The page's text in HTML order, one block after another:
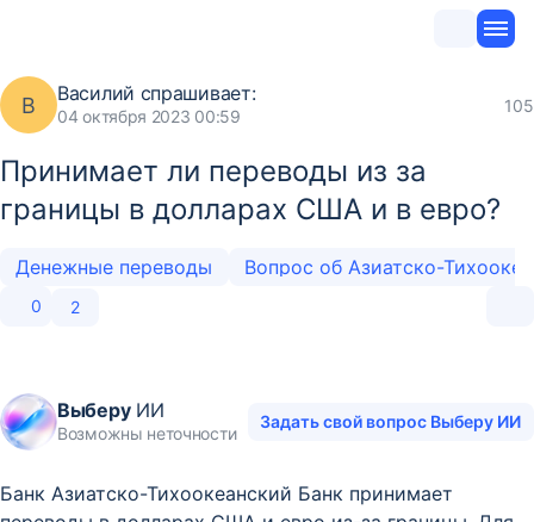
В Василий спрашивает:
04 октября 2023 00:59
105
Принимает ли переводы из за
границы в долларах США и в евро?
Денежные переводы Вопрос об Азиатско-
0 2
ВыберуИИ
Возможны неточности
Задать свой вопрос Выберу ИИ
Банк Азиатско-Тихоокеанский Банк принимает